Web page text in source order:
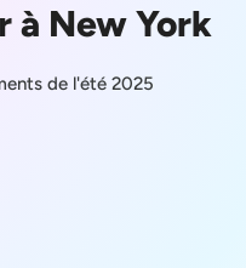
à New York
de l'été 2025